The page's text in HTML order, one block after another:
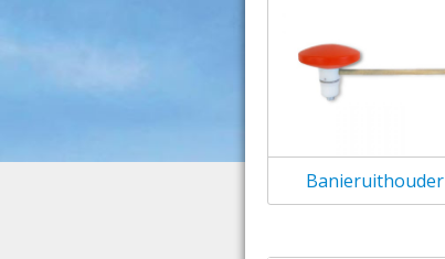
Banieruithouder